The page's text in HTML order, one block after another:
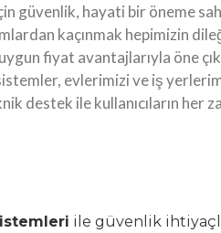
güvenlik, hayati bir öneme
kaçınmak hepimizin
fiyat avantajlarıyla öne
evlerimizi ve iş
destek ile kullanıcıların her
ile güvenlik